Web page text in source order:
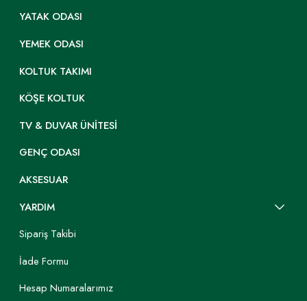
YATAK ODASI
YEMEK ODASI
KOLTUK TAKIMI
KÖŞE KOLTUK
TV & DUVAR ÜNITESI
GENÇ ODASI
AKSESUAR
YARDIM
Sipariş Takibi
İade Formu
Hesap Numaralarımız